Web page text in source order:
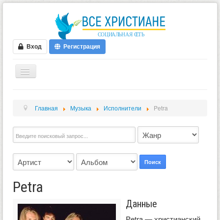
Вход Регистрация
ФОРУМ
ВИДЕО
БЛОГИ
МУЗЫКА
НОВОСТИ
Главная Музыка Исполнители Petra
Поиск
Petra
Данные